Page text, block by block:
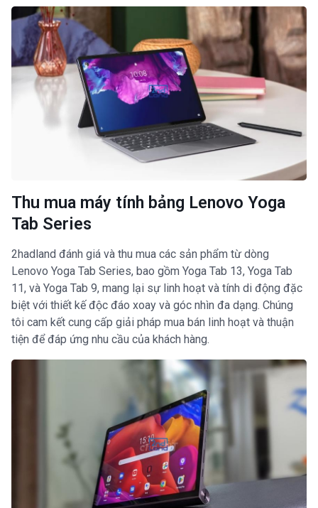
Thu mua máy tính bảng Lenovo Yoga
Tab Series
2hadland đánh giá và thu mua các sản phẩm từ dòng
Lenovo Yoga Tab Series, bao gồm Yoga Tab 13, Yoga Tab
11, và Yoga Tab 9, mang lại sự linh hoạt và tính di động đặc
biệt với thiết kế độc đáo xoay và góc nhìn đa dạng. Chúng
tôi cam kết cung cấp giải pháp mua bán linh hoạt và thuận
tiện để đáp ứng nhu cầu của khách hàng.